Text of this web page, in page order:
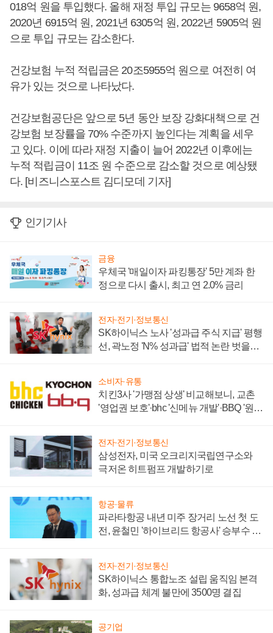
018억 원을 투입했다. 올해 재정 투입 규모는 9658억 원,
2020년 6915억 원, 2021년 6305억 원, 2022년 5905억 원
으로 투입 규모는 감소한다.
건강보험 누적 적립금은 20조5955억 원으로 여전히 여
유가 있는 것으로 나타났다.
건강보험공단은 앞으로 5년 동안 보장 강화대책으로 건
강보험 보장률을 70% 수준까지 높인다는 계획을 세우
고 있다. 이에 따라 재정 지출이 늘어 2022년 이후에는
누적 적립금이 11조 원 수준으로 감소할 것으로 예상됐
다. [비즈니스포스트 김디모데 기자]
인기기사
금융
우체국 '매일이자 파킹통장' 5만 계좌 한
정으로 다시 출시, 최고 연 2.0% 금리
전자·전기·정보통신
SK하이닉스 노사 '성과급 주식 지급' 평행
선, 곽노정 'N% 성과급' 법적 논란 벗을지
소비자·유통
치킨3사 '가맹점 상생' 비교해보니, 교촌
'영업권 보호'·bhc '신메뉴 개발'·BBQ '원가
전자·전기·정보통신
삼성전자, 미국 오크리지국립연구소와
극저온 히트펌프 개발하기로
항공·물류
파라타항공 내년 미주 장거리 노선 첫 도
전, 윤철민 '하이브리드 항공사' 승부수 통
전자·전기·정보통신
SK하이닉스 통합노조 설립 움직임 본격
화, 성과급 체계 불만에 3500명 결집
공기업